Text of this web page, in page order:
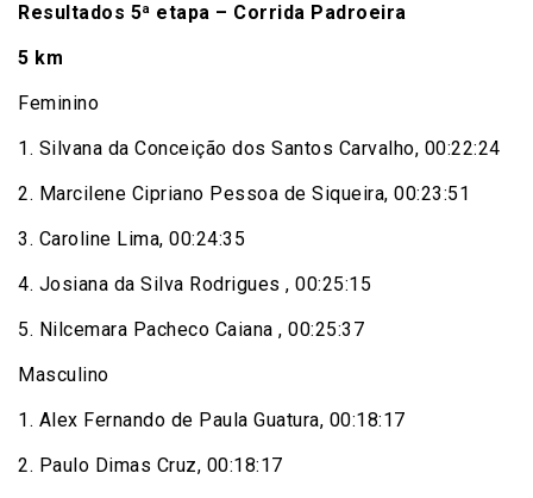
Resultados 5ª etapa – Corrida Padroeira
5 km
Feminino
1. Silvana da Conceição dos Santos Carvalho, 00:22:24
2. Marcilene Cipriano Pessoa de Siqueira, 00:23:51
3. Caroline Lima, 00:24:35
4. Josiana da Silva Rodrigues , 00:25:15
5. Nilcemara Pacheco Caiana , 00:25:37
Masculino
1. Alex Fernando de Paula Guatura, 00:18:17
2. Paulo Dimas Cruz, 00:18:17